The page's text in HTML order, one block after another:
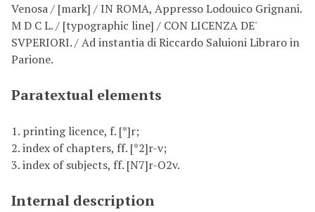
Venosa / [mark] / IN ROMA, Appresso Lodouico Grignani.
M D C L. / [typographic line] / CON LICENZA DE'
SVPERIORI. / Ad instantia di Riccardo Saluioni Libraro in
Parione.
Paratextual elements
1. printing licence, f. [*]r;
2. index of chapters, ff. [*2]r-v;
3. index of subjects, ff. [N7]r-O2v.
Internal description